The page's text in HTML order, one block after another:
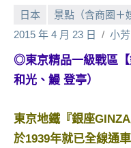
節
目
來
金
探
日本 景點（含商圈＋
2015 年 4 月 23 日
小芳
◎東京精品一級戰區【
和光、鰻 登亭）
東京地鐵『銀座
於1939年就已全線通